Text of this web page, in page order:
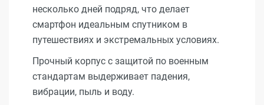
несколько дней подряд, что делает
смартфон идеальным спутником в
путешествиях и экстремальных условиях.
Прочный корпус с защитой по военным
стандартам выдерживает падения,
вибрации, пыль и воду.